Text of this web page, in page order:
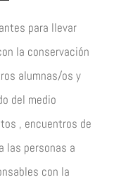
para llevar
la conservación
alumnas/os y
del medio
, encuentros de
las personas a
con la